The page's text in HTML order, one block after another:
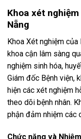
Khoa xét
Nẵng
Khoa Xét nghiệm
khoa cận lâm sàng
nghiệm sinh hóa,
Giám đốc Bệnh viện,
hiện các xét nghiệm
theo dõi bệnh nhân.
phận đảm nhiệm các
Chức năng và